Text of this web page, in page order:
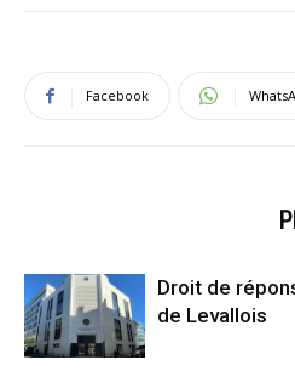
Facebook
Droit de
de Levallois